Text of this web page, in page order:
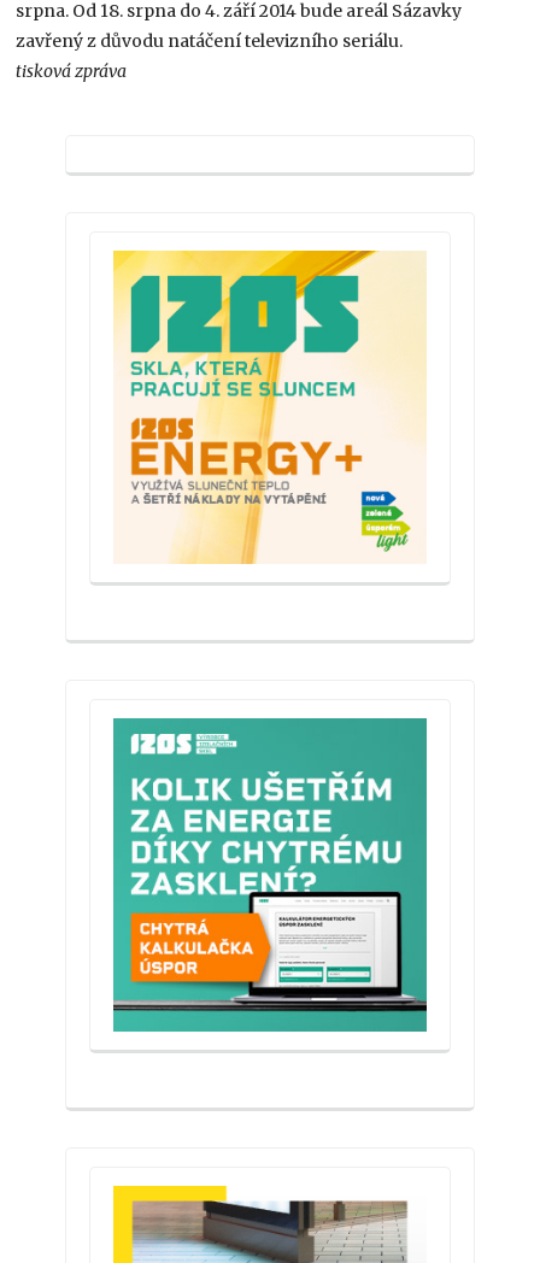
srpna. Od 18. srpna do 4. září 2014 bude areál Sázavky
zavřený z důvodu natáčení televizního seriálu.
tisková zpráva